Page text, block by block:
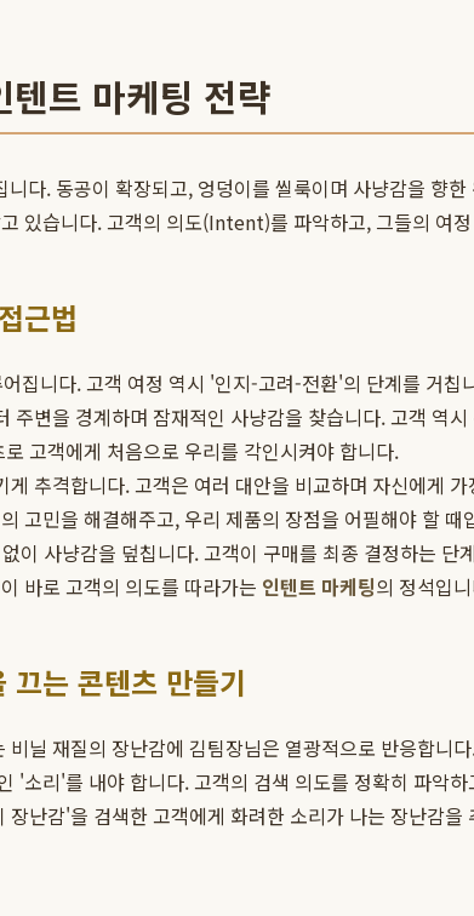
트 마케팅 전략
다. 동공이 확장되고, 엉덩이를 씰룩이며 사냥감을 향
있습니다. 고객의 의도(Intent)를 파악하고, 그들의 여
근법
집니다. 고객 여정 역시 '인지-고려-전환'의 단계를 거칩
주변을 경계하며 잠재적인 사냥감을 찾습니다. 고객 역
고객에게 처음으로 우리를 각인시켜야 합니다.
게 추격합니다. 고객은 여러 대안을 비교하며 자신에게
고민을 해결해주고, 우리 제품의 장점을 어필해야 할 때
이 사냥감을 덮칩니다. 고객이 구매를 최종 결정하는
바로 고객의 의도를 따라가는 인텐트 마케팅의 정석입
는 콘텐츠 만들기
닐 재질의 장난감에 김팀장님은 열광적으로 반응합
'소리'를 내야 합니다. 고객의 검색 의도를 정확히 파악
난감'을 검색한 고객에게 화려한 소리가 나는 장난감